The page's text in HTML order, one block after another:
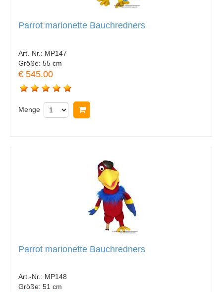
Parrot marionette Bauchredners
Art.-Nr.: MP147
Größe: 55 cm
€ 545.00
Menge
Parrot marionette Bauchredners
Art.-Nr.: MP148
Größe: 51 cm